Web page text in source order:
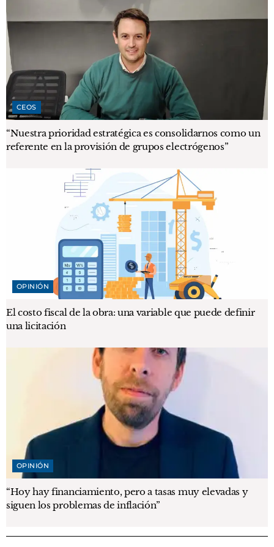
CEOS
“Nuestra prioridad estratégica es consolidarnos como un
referente en la provisión de grupos electrógenos”
OPINIÓN
El costo fiscal de la obra: una variable que puede definir
una licitación
OPINIÓN
“Hoy hay financiamiento, pero a tasas muy elevadas y
siguen los problemas de inflación”